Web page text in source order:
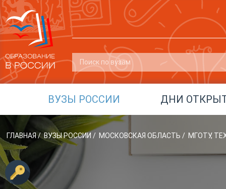
ВУЗЫ РОССИИ ДНИ
ГЛАВНАЯ/ ВУЗЫ РОССИИ / МОСКОВСКАЯ ОБЛАСТЬ / МГОТУ,